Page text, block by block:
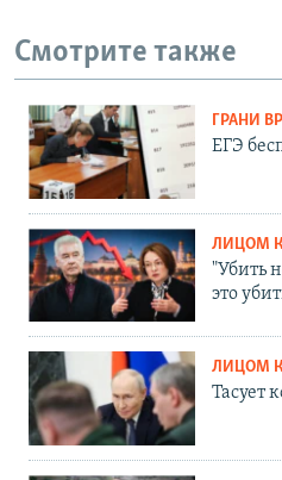
Смотрите также
ГРАНИ
ЕГЭ
ЛИЦОМ
"Убить
это
ЛИЦОМ
Тасует